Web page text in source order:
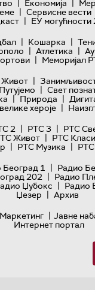
| Економија |
| Сервисне вести
| ЕУ могућности
| Кошарка |
| Атлетика |
| Меморијал
Живот |
Путујемо | Свет
| Природа |
хероје |
2 | РТС 3 | РТС
Живот | РТС
| РТС Музика |
Београд 1 | Радио
202 | Радио
Џубокс | Радио
Џезер | Архив
Маркетинг | Јавне
Интернет портал